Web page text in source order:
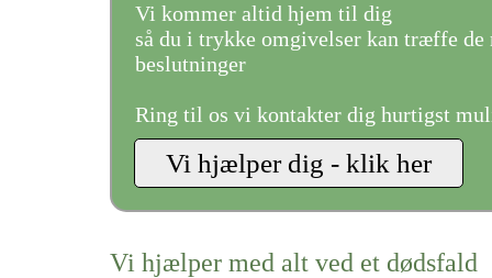
Vi kommer altid hjem til dig
så du i trykke omgivelser kan træffe de
beslutninger
Ring til os vi kontakter dig hurtigst
Vi hjælper med alt ved et dødsfald